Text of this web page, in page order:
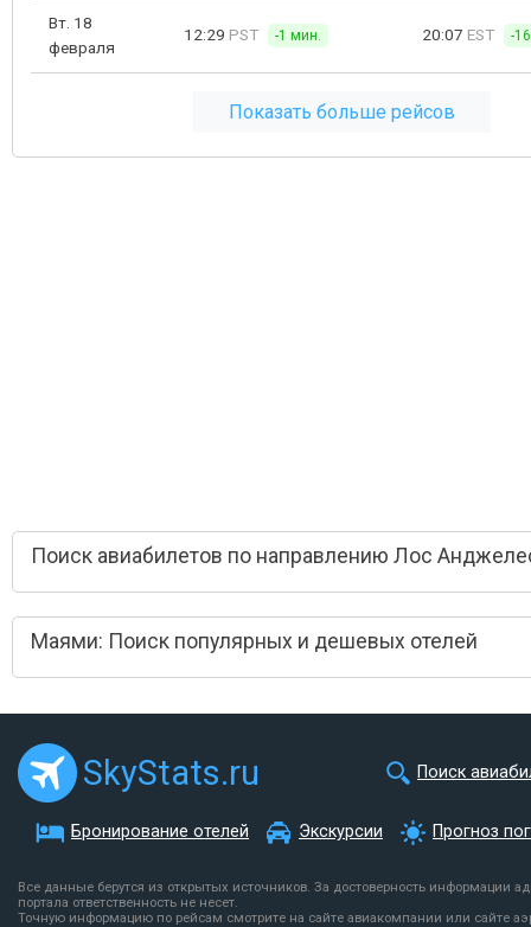
Вт. 18
февраля
12:29 PST -1 мин. 20:07 EST -
Показать больше рейсов
Поиск авиабилетов по направлению Лос
Маями: Поиск популярных и дешевых отелей
SkyStats.ru Поиск
Бронирование отелей Экскурсии Прогноз
Все данные берутся из открытых источников. За достоверность информации
портала ответственность не несет.
Точную информацию по рейсам смотрите на сайте авиакомпании или сайте